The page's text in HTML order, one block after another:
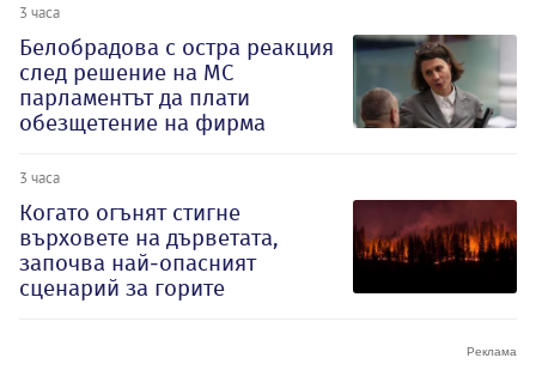
3 часа
Белобрадова с остра реакция
след решение на МС
парламентът да плати
обезщетение на фирма
3 часа
Когато огънят стигне
върховете на дърветата,
започва най-опасният
сценарий за горите